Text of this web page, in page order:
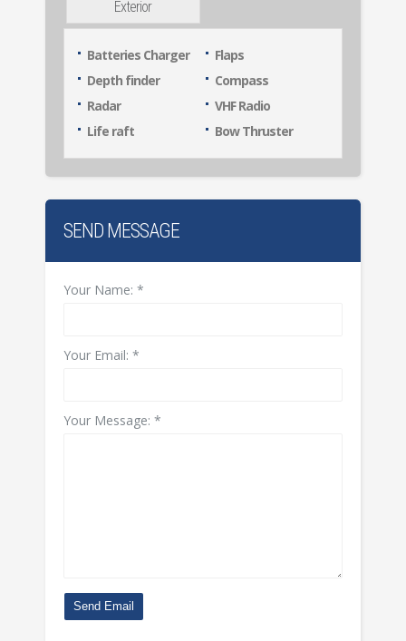
Exterior
Batteries Charger
Flaps
Depth finder
Compass
Radar
VHF Radio
Life raft
Bow Thruster
SEND MESSAGE
Your Name: *
Your Email: *
Your Message: *
Send Email